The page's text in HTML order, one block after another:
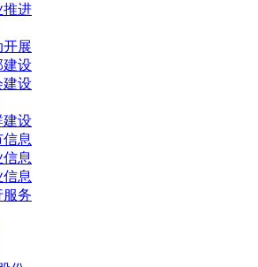
推进
开展
建设
建设
建设
息
息
息
服务